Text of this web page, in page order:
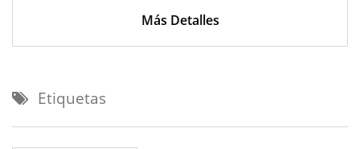
Más Detalles
Etiquetas